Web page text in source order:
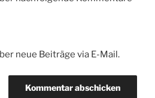
neue Beiträge via E-Mail.